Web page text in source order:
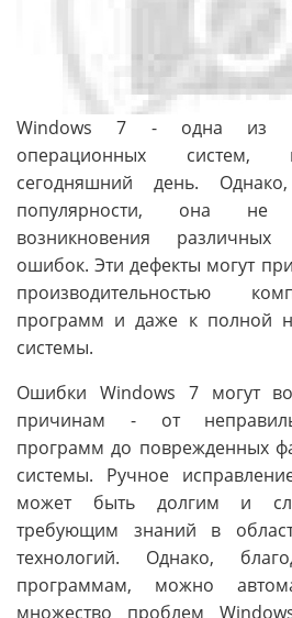
Windows 7 - одна из
операционных систем,
сегодняшний день.
популярности, она не
возникновения
ошибок. Эти дефекты могут
производительностью
программ и даже к полной
системы.
Ошибки Windows 7 могут
причинам - от
программ до поврежденных
системы. Ручное
может быть долгим и
требующим знаний в
технологий. Однако,
программам, можно
множество проблем